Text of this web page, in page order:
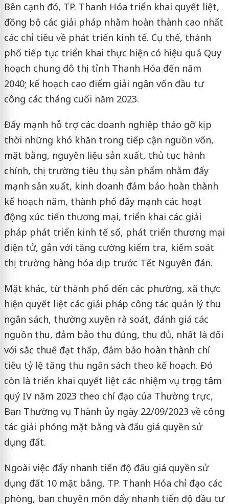
Bên cạnh đó, TP. Thanh Hóa triển khai quyết liệt,
đồng bộ các giải pháp nhằm hoàn thành cao nhất
các chỉ tiêu về phát triển kinh tế. Cụ thể, thành
phố tiếp tục triển khai thực hiện có hiệu quả Quy
hoạch chung đô thị tỉnh Thanh Hóa đến năm
2040; kế hoạch cao điểm giải ngân vốn đầu tư
công các tháng cuối năm 2023.
Đẩy mạnh hỗ trợ các doanh nghiệp tháo gỡ kịp
thời những khó khăn trong tiếp cận nguồn vốn,
mặt bằng, nguyên liệu sản xuất, thủ tục hành
chính, thị trường tiêu thụ sản phẩm nhằm đẩy
mạnh sản xuất, kinh doanh đảm bảo hoàn thành
kế hoạch năm, thành phố đẩy mạnh các hoạt
động xúc tiến thương mại, triển khai các giải
pháp phát triển kinh tế số, phát triển thương mại
điện tử, gắn với tăng cường kiểm tra, kiểm soát
thị trường hàng hóa dịp trước Tết Nguyên đán.
Mặt khác, từ thành phố đến các phường, xã thực
hiện quyết liệt các giải pháp công tác quản lý thu
ngân sách, thường xuyên rà soát, đánh giá các
nguồn thu, đảm bảo thu đúng, thu đủ, nhất là đối
với sắc thuế đạt thấp, đảm bảo hoàn thành chỉ
tiêu tỷ lệ tăng thu ngân sách theo kế hoạch. Đó
còn là triển khai quyết liệt các nhiệm vụ trọng tâm
quý IV năm 2023 theo chỉ đạo của Thường trực,
Ban Thường vụ Thành ủy ngày 22/09/2023 về công
tác giải phóng mặt bằng và đấu giá quyền sử
dụng đất.
Ngoài việc đẩy nhanh tiến độ đấu giá quyền sử
dụng đất 10 mặt bằng, TP. Thanh Hóa chỉ đạo các
phòng, ban chuyên môn đẩy nhanh tiến độ đầu tư